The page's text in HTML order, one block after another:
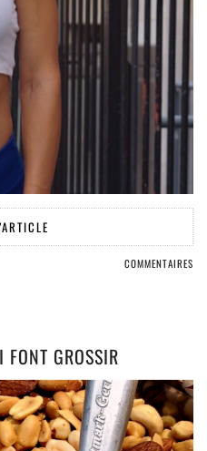
COMMENTAIRES
GROSSIR